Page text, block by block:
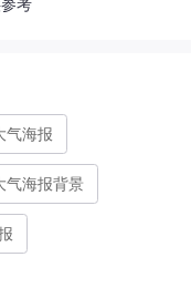
考
气海报
气海报背景